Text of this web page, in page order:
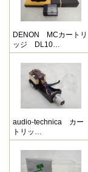
DENON MCカートリ
ッジ DL10…
audio-technica カー
トリッ…